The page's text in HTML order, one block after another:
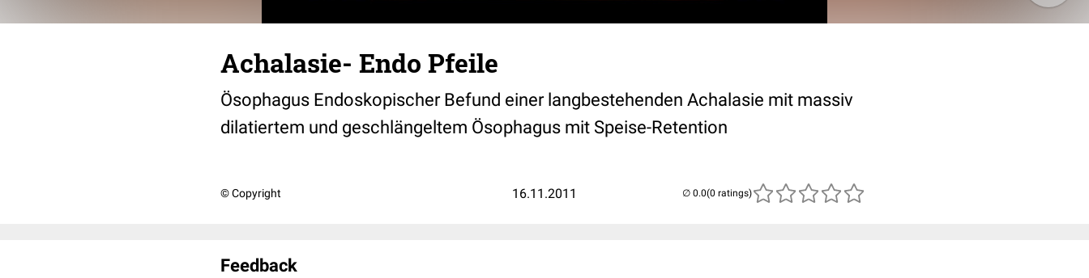
Achalasie- Endo Pfeile
Ösophagus Endoskopischer Befund einer langbestehenden Achalasie mit massiv
dilatiertem und geschlängeltem Ösophagus mit Speise-Retention
© Copyright 16.11.2011 (0 ratings)
Feedback